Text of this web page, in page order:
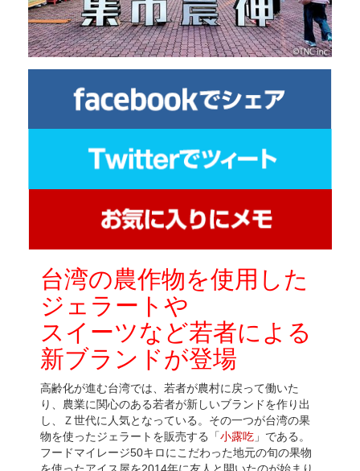
台湾の農作物を使用した
ジェラートや
スイーツなど若者による
新ブランドが登場
高齢化が進む台湾では、若者が農村に戻って働いた
り、農業に関心のある若者が新しいブランドを作り出
し、Ｚ世代に人気となっている。その一つが台湾の果
物を使ったジェラートを販売する「小露吃 」である。
フードマイレージ50キロにこだわった地元の旬の果物